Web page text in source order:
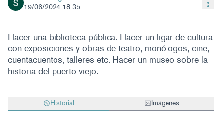
19/06/2024 18:35
Hacer una biblioteca pública. Hacer un ligar de cultura
con exposiciones y obras de teatro, monólogos, cine,
cuentacuentos, talleres etc. Hacer un museo sobre la
historia del puerto viejo.
Historial Imágenes